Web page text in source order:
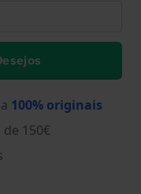
100% originais
150€